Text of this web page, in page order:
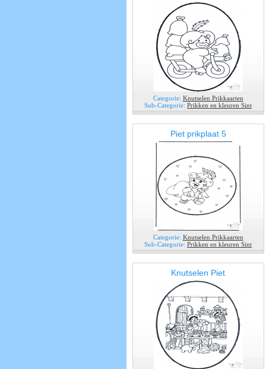
Categorie: Knutselen Prikkaarten
Sub-Categorie: Prikken en kleuren Sint
Piet prikplaat 5
Categorie: Knutselen Prikkaarten
Sub-Categorie: Prikken en kleuren Sint
Knutselen Piet